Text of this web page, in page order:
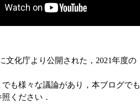
化庁より公開された，2021年度の
も様々な議論があり，本ブログでも
ください．